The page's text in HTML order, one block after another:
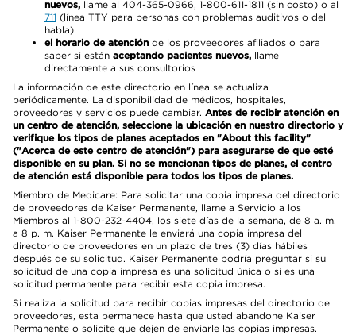
nuevos, llame al 404-365-0966, 1-800-611-1811 (sin costo) o al
711 (línea TTY para personas con problemas auditivos o del
habla)
el horario de atención de los proveedores afiliados o para
saber si están aceptando pacientes nuevos, llame
directamente a sus consultorios
La información de este directorio en línea se actualiza
periódicamente. La disponibilidad de médicos, hospitales,
proveedores y servicios puede cambiar. Antes de recibir atención en
un centro de atención, seleccione la ubicación en nuestro directorio y
verifique los tipos de planes aceptados en "About this facility"
("Acerca de este centro de atención") para asegurarse de que esté
disponible en su plan. Si no se mencionan tipos de planes, el centro
de atención está disponible para todos los tipos de planes.
Miembro de Medicare: Para solicitar una copia impresa del directorio
de proveedores de Kaiser Permanente, llame a Servicio a los
Miembros al 1-800-232-4404, los siete días de la semana, de 8 a. m.
a 8 p. m. Kaiser Permanente le enviará una copia impresa del
directorio de proveedores en un plazo de tres (3) días hábiles
después de su solicitud. Kaiser Permanente podría preguntar si su
solicitud de una copia impresa es una solicitud única o si es una
solicitud permanente para recibir esta copia impresa.
Si realiza la solicitud para recibir copias impresas del directorio de
proveedores, esta permanece hasta que usted abandone Kaiser
Permanente o solicite que dejen de enviarle las copias impresas.